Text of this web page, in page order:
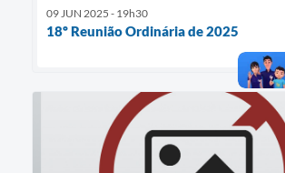
09 JUN 2025 - 19h30
18º Reunião Ordinária de 2025